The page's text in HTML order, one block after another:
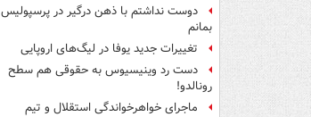
دوست نداشتم با ذهن درگیر در پرسپولیس
بمانم
تغییرات جدید یوفا در لیگ‌های اروپایی
دست رد وینیسیوس به حقوقی هم سطح
رونالدو!
ماجرای خواهرخواندگی استقلال و تیم